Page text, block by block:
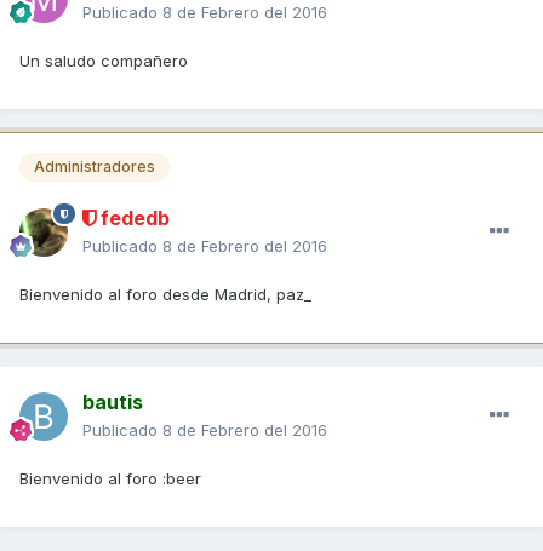
Publicado 8 de Febrero del 2016
Un saludo compañero
Administradores
fededb
Publicado 8 de Febrero del 2016
Bienvenido al foro desde Madrid, paz_
bautis
Publicado 8 de Febrero del 2016
Bienvenido al foro :beer